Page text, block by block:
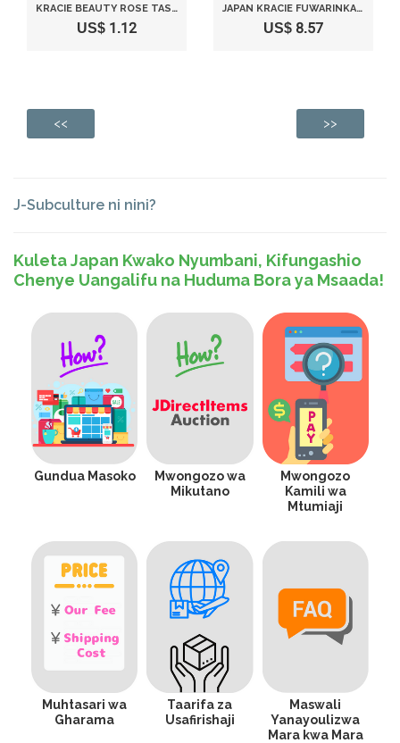
KRACIE BEAUTY ROSE TASTE AROMA SOFT CANDY [SIZE: 32G X 1 PACK]
US$ 1.12
JAPAN KRACIE FUWARINKA BEAUTY BERRY ROSE CANDY 32G X10 PACK
US$ 8.57
<< >>
J-Subculture ni nini?
Kuleta Japan Kwako Nyumbani, Kifungashio
Chenye Uangalifu na Huduma Bora ya Msaada!
Gundua Masoko
Mwongozo wa
Mikutano
Mwongozo
Kamili wa
Mtumiaji
Muhtasari wa
Gharama
Taarifa za
Usafirishaji
Maswali
Yanayoulizwa
Mara kwa Mara